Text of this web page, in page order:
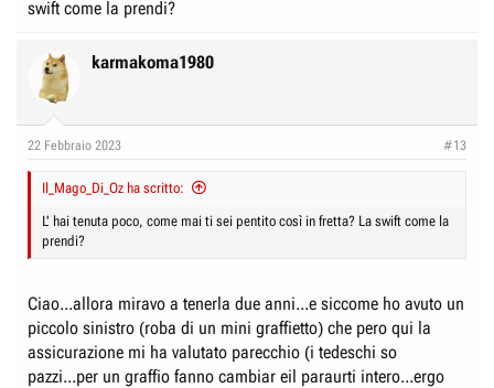
swift come la prendi?
karmakoma1980
22 Febbraio 2023 #13
Il_Mago_Di_Oz ha scritto:
L' hai tenuta poco, come mai ti sei pentito così in fretta? La swift come la
prendi?
Ciao...allora miravo a tenerla due anni...e siccome ho avuto un
piccolo sinistro (roba di un mini graffietto) che pero qui la
assicurazione mi ha valutato parecchio (i tedeschi so
pazzi...per un graffio fanno cambiar eil paraurti intero...ergo